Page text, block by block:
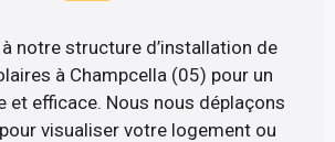
notre structure d’installation de
à Champcella (05) pour un
et efficace. Nous nous déplaçons
visualiser votre logement ou